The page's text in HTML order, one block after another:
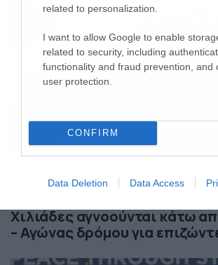
related to personalization.
I want to allow Google to enable
related to security, including
functionality and fraud prevention, and
user protection.
CONFIRM
Data Deletion Data Access
27/06/2026 18:52
Χιλιάδες αγνοούνται κάτω
– Αγώνας δρόμου για